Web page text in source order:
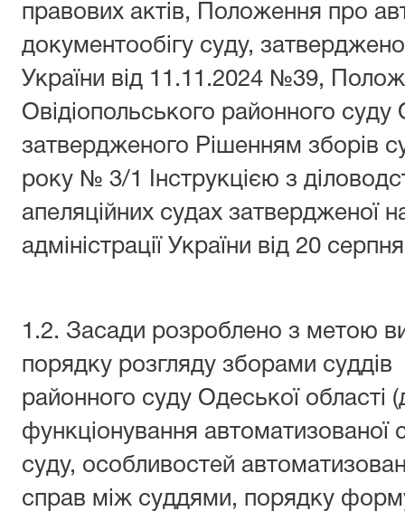
правових актів, Положення про
документообігу суду,
України від 11.11.2024 №39,
Овідіопольського районного суду
затвердженого Рішенням зборів
року № 3/1 Інструкцією з
апеляційних судах затвердженої
адміністрації України від 20
1.2. Засади розроблено з метою
порядку розгляду зборами суддів
районного суду Одеської області
функціонування автоматизованої
суду, особливостей
справ між суддями, порядку